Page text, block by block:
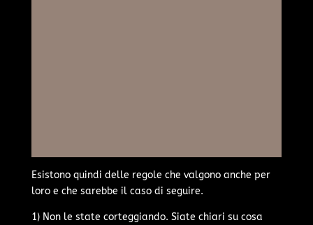
Esistono quindi delle regole che valgono anche per
loro e che sarebbe il caso di seguire.
1) Non le state corteggiando. Siate chiari su cosa